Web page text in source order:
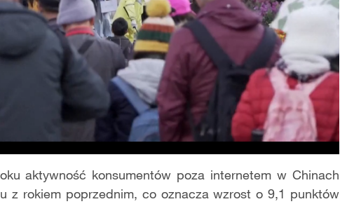
aktywność konsumentów poza internetem w Chinach
z rokiem poprzednim, co oznacza wzrost o 9,1 punktów